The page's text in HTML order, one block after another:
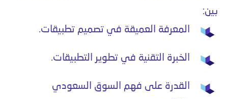
بين:
المعرفة العميقة في تصميم تطبيقات.
الخبرة التقنية في تطوير التطبيقات.
القدرة على فهم السوق السعودي